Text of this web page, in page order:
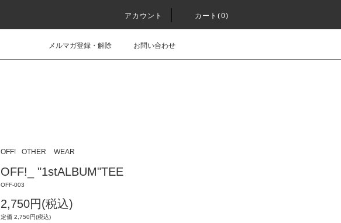
アカウント カート(0)
メルマガ登録・解除 お問い合わせ
OFF! OTHER WEAR
OFF!_ "1stALBUM"TEE
OFF-003
2,750円(税込)
定価 2,750円(税込)